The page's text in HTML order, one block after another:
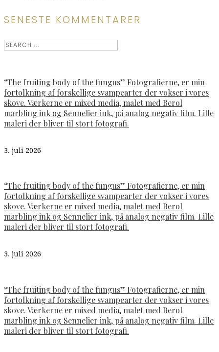
SENESTE KOMMENTARER
“The fruiting body of the fungus” Fotografierne, er min
fortolkning af forskellige svampearter der vokser i vores
skove. Værkerne er mixed media, malet med Berol
marbling ink og Sennelier ink, på analog negativ film. Lille
maleri der bliver til stort fotografi.
3. juli 2026
“The fruiting body of the fungus” Fotografierne, er min
fortolkning af forskellige svampearter der vokser i vores
skove. Værkerne er mixed media, malet med Berol
marbling ink og Sennelier ink, på analog negativ film. Lille
maleri der bliver til stort fotografi.
3. juli 2026
“The fruiting body of the fungus” Fotografierne, er min
fortolkning af forskellige svampearter der vokser i vores
skove. Værkerne er mixed media, malet med Berol
marbling ink og Sennelier ink, på analog negativ film. Lille
maleri der bliver til stort fotografi.